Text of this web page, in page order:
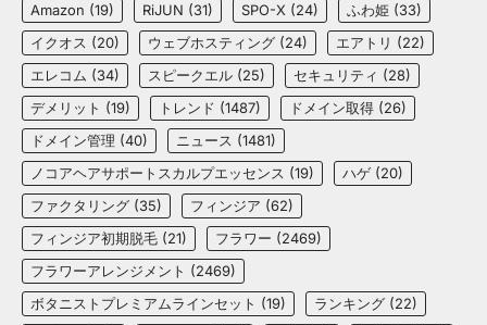
Amazon (19) RiJUN (31) SPO-X (24) ふわ姫 (33)
イクオス (20) ウェブホスティング (24) エアトリ (22)
エレコム (34) スピークエル (25) セキュリティ (28)
デメリット (19) トレンド (1487) ドメイン取得 (26)
ドメイン管理 (40) ニュース (1481)
ノコアヘアサポートスカルプエッセンス (19) ハゲ (20)
ファクタリング (35) フィンジア (62)
フィンジア初期脱毛 (21) フラワー (2469)
フラワーアレンジメント (2469)
ボタニストプレミアムラインセット (19) ランキング (22)